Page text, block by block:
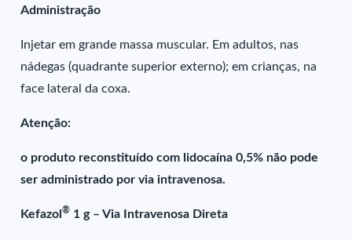
Administração
Injetar em grande massa muscular. Em adultos, nas
nádegas (quadrante superior externo); em crianças, na
face lateral da coxa.
Atenção:
o produto reconstituído com lidocaína 0,5% não pode
ser administrado por via intravenosa.
Kefazol® 1 g – Via Intravenosa Direta